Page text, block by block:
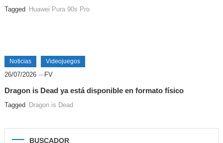
Tagged Huawei Pura 90s Pro
Noticias Videojuegos
26/07/2026 FV
Dragon is Dead ya está disponible en formato físico
Tagged Dragon is Dead
BUSCADOR